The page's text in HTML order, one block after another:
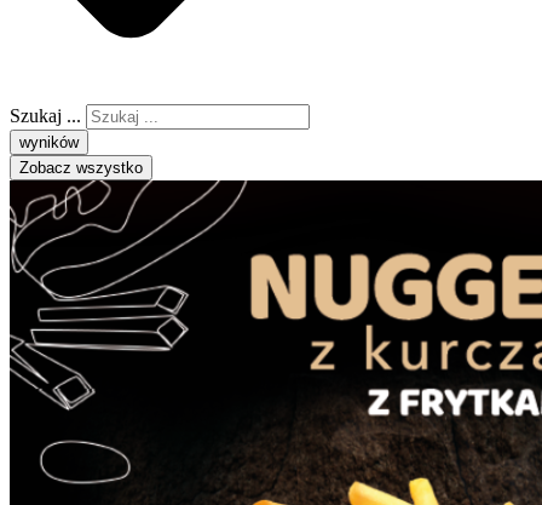
Szukaj ...
wyników
Zobacz wszystko